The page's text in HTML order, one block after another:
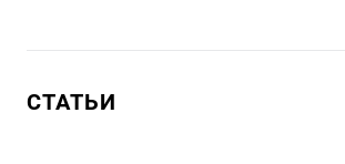
СТАТЬИ